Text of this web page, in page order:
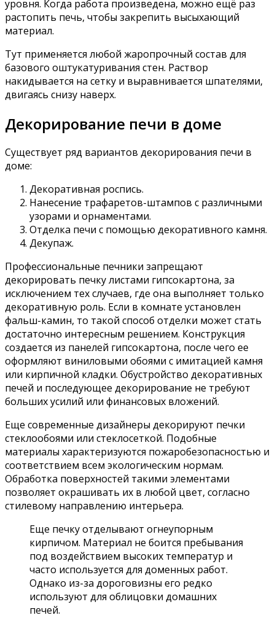
уровня. Когда работа произведена, можно ещё раз
растопить печь, чтобы закрепить высыхающий
материал.
Тут применяется любой жаропрочный состав для
базового оштукатуривания стен. Раствор
накидывается на сетку и выравнивается шпателями,
двигаясь снизу наверх.
Декорирование печи в доме
Существует ряд вариантов декорирования печи в
доме:
Декоративная роспись.
Нанесение трафаретов-штампов с различными
узорами и орнаментами.
Отделка печи с помощью декоративного камня.
Декупаж.
Профессиональные печники запрещают
декорировать печку листами гипсокартона, за
исключением тех случаев, где она выполняет только
декоративную роль. Если в комнате установлен
фальш-камин, то такой способ отделки может стать
достаточно интересным решением. Конструкция
создается из панелей гипсокартона, после чего ее
оформляют виниловыми обоями с имитацией камня
или кирпичной кладки. Обустройство декоративных
печей и последующее декорирование не требуют
больших усилий или финансовых вложений.
Еще современные дизайнеры декорируют печки
стеклообоями или стеклосеткой. Подобные
материалы характеризуются пожаробезопасностью и
соответствием всем экологическим нормам.
Обработка поверхностей такими элементами
позволяет окрашивать их в любой цвет, согласно
стилевому направлению интерьера.
Еще печку отделывают огнеупорным
кирпичом. Материал не боится пребывания
под воздействием высоких температур и
часто используется для доменных работ.
Однако из-за дороговизны его редко
используют для облицовки домашних
печей.